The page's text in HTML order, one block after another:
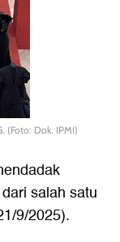
(Foto: Dok. IPMI)
salah satu
9/2025).